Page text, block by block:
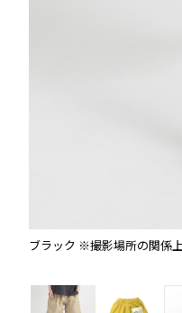
ブラック ※撮影場所の関係